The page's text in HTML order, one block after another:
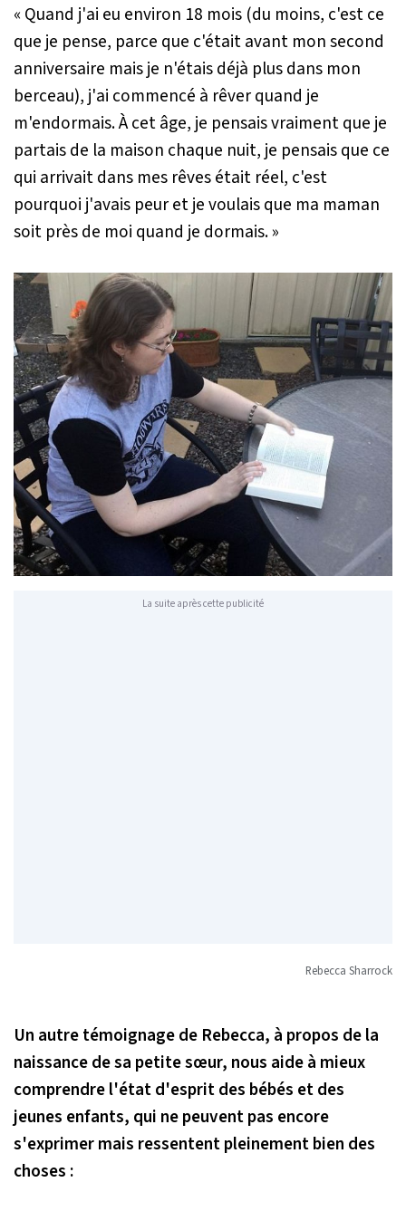
« Quand j'ai eu environ 18 mois (du moins, c'est ce
que je pense, parce que c'était avant mon second
anniversaire mais je n'étais déjà plus dans mon
berceau), j'ai commencé à rêver quand je
m'endormais. À cet âge, je pensais vraiment que je
partais de la maison chaque nuit, je pensais que ce
qui arrivait dans mes rêves était réel, c'est
pourquoi j'avais peur et je voulais que ma maman
soit près de moi quand je dormais. »
La suite après cette publicité
Rebecca Sharrock
Un autre témoignage de Rebecca, à propos de la
naissance de sa petite sœur, nous aide à mieux
comprendre l'état d'esprit des bébés et des
jeunes enfants, qui ne peuvent pas encore
s'exprimer mais ressentent pleinement bien des
choses :